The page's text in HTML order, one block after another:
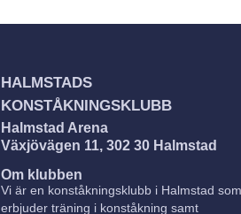
HALMSTADS
KONSTÅKNINGSKLUBB
Halmstad Arena
Växjövägen 11, 302 30 Halmstad
Om klubben
Vi är en konståkningsklubb i Halmstad som
erbjuder träning i konståkning samt